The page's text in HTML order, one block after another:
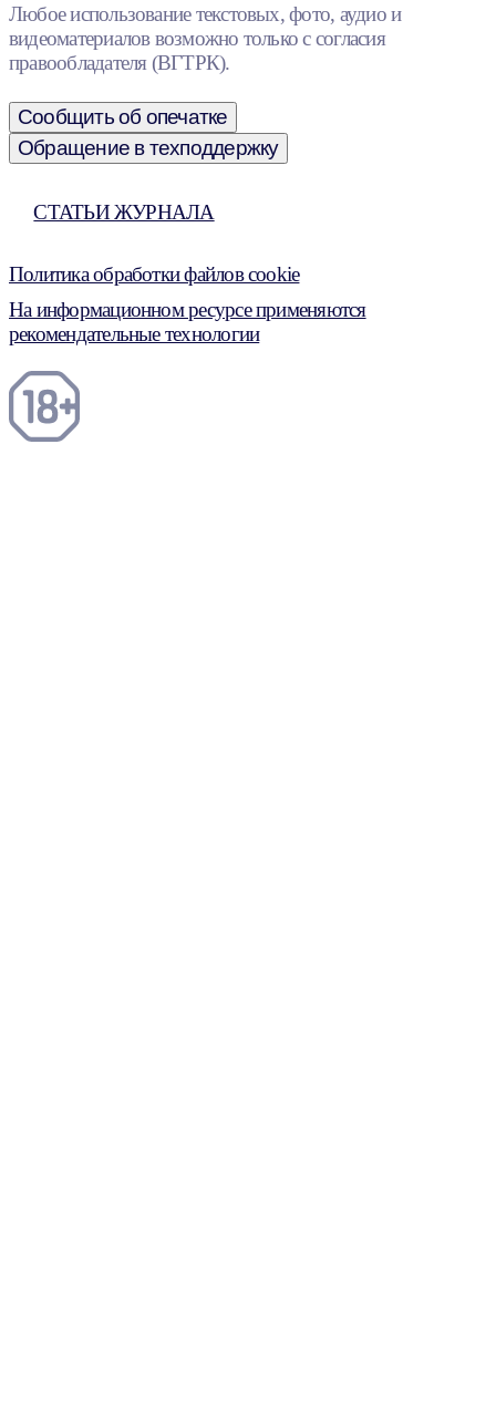
Любое использование текстовых, фото, аудио и
видеоматериалов возможно только с согласия
правообладателя (ВГТРК).
Сообщить об опечатке
Обращение в техподдержку
СТАТЬИ ЖУРНАЛА
Политика обработки файлов cookie
На информационном ресурсе применяются
рекомендательные технологии